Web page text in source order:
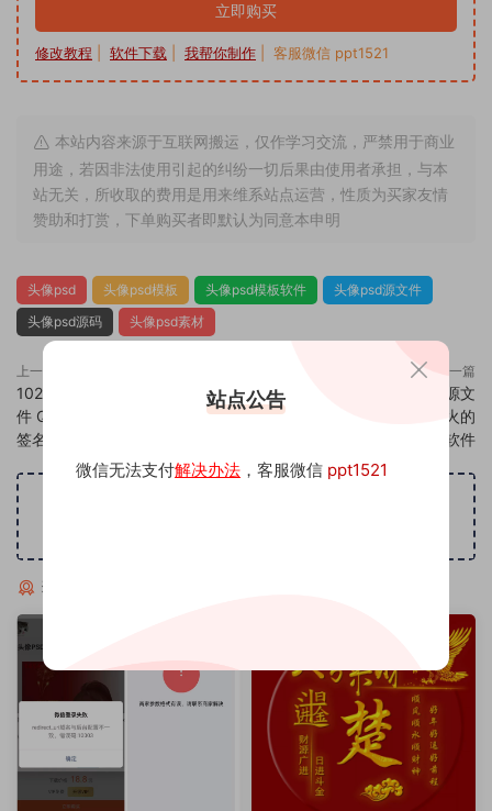
立即购买
修改教程 软件下载 我帮你制作 | 客服微信 ppt1521
本站内容来源于互联网搬运，仅作学习交流，严禁用于商业
用途，若因非法使用引起的纠纷一切后果由使用者承担，与本
站无关，所收取的费用是用来维系站点运营，性质为买家友情
赞助和打赏，下单购买者即默认为同意本申明
头像psd 头像psd模板 头像psd模板软件
头像psd源文件
头像psd源码
头像psd素材
上一篇
1024头像psd素材源码模板源文
件 QQ微信抖音快手小红书很火的
签名百家姓氏头像制作教程软件
下一篇
1026头像psd素材源码模板源文
件 QQ微信抖音快手小红书很火的
签名百家姓氏头像制作教程软件
猜你喜欢
站点公告
微信无法支付解决办法 ，客服微信 ppt1521